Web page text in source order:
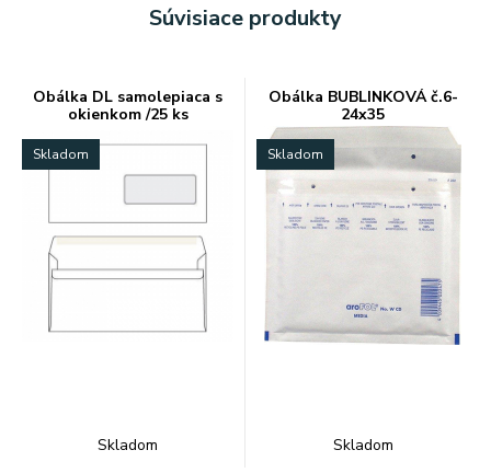
Súvisiace produkty
Obálka DL samolepiaca s
okienkom /25 ks
Skladom
Skladom
Obálka BUBLINKOVÁ č.6-
24x35
Skladom
Skladom